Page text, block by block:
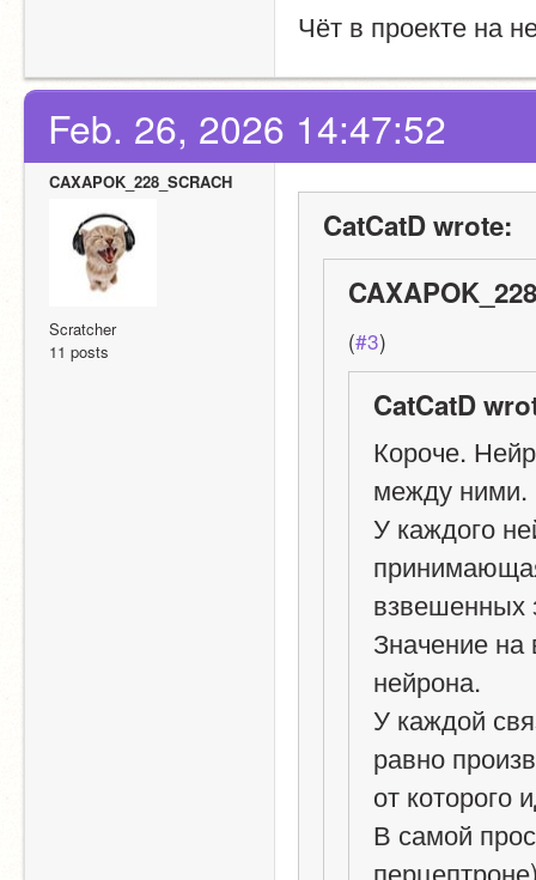
Чёт в проекте на
Feb. 26, 2026 14:47:52
CAXAPOK_228_SCRACH
Scratcher
11 posts
CatCatD wrote:
(#3)
CatCatD
Короче.
между ними.
У каждого
взвешенных
Значение
нейрона.
У каждой
равно
от которого
В самой